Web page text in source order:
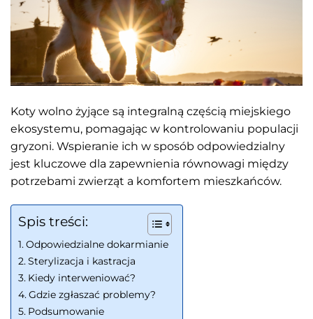
Koty wolno żyjące są integralną częścią miejskiego
ekosystemu, pomagając w kontrolowaniu populacji
gryzoni. Wspieranie ich w sposób odpowiedzialny
jest kluczowe dla zapewnienia równowagi między
potrzebami zwierząt a komfortem mieszkańców.
Spis treści:
Odpowiedzialne dokarmianie
Sterylizacja i kastracja
Kiedy interweniować?
Gdzie zgłaszać problemy?
Podsumowanie